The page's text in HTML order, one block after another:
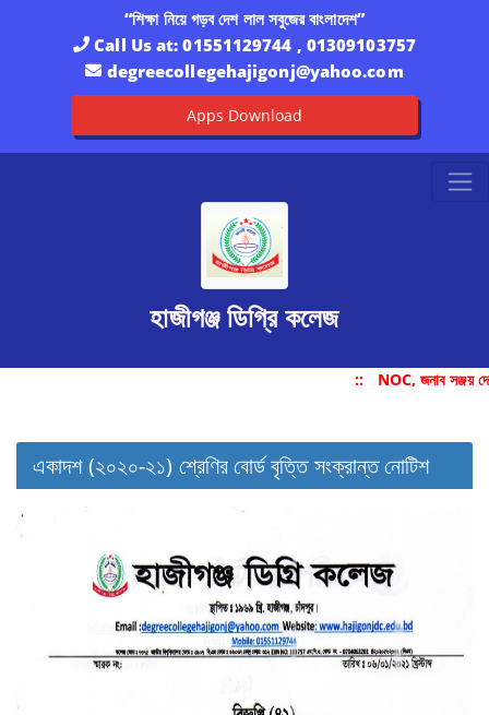
“শিক্ষা নিয়ে গড়ব দেশ লাল সবুজের বাংলাদেশ”
Call Us at:01551129744 , 01309103757
degreecollegehajigonj@yahoo.com
Apps Download
হাজীগঞ্জ ডিগ্রি কলেজ
:: NOC, জনাব সঞ্জয়
একাদশ (২০২০-২১) শ্রেণির বোর্ড বৃত্তি সংক্রান্ত নোটিশ